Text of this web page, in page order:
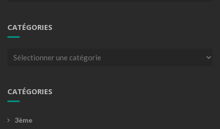
CATÉGORIES
Catégories
CATÉGORIES
3ème